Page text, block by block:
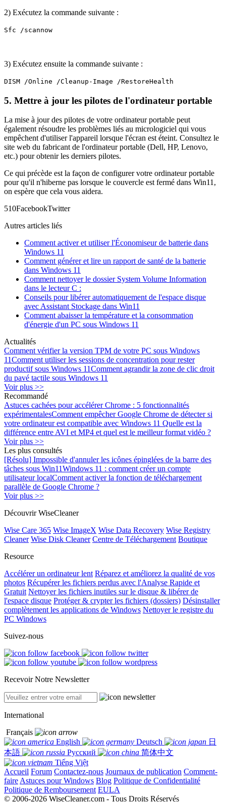
2) Exécutez la commande suivante :
Sfc /scannow
3) Exécutez ensuite la commande suivante :
DISM /Online /Cleanup-Image /RestoreHealth
5. Mettre à jour les pilotes de l'ordinateur portable
La mise à jour des pilotes de votre ordinateur portable peut
également résoudre les problèmes liés au micrologiciel qui vous
empêchent d'utiliser l'appareil lorsque l'écran est éteint. Consultez le
site web du fabricant de l'ordinateur portable (Dell, HP, Lenovo,
etc.) pour obtenir les derniers pilotes.
Ce qui précède est la façon de configurer votre ordinateur portable
pour qu'il n'hiberne pas lorsque le couvercle est fermé dans Win11,
on espère que cela vous aidera.
510FacebookTwitter
Autres articles liés
Comment activer et utiliser l'Économiseur de batterie dans
Windows 11
Comment générer et lire un rapport de santé de la batterie
dans Windows 11
Comment nettoyer le dossier System Volume Information
dans le lecteur C :
Conseils pour libérer automatiquement de l'espace disque
avec Assistant Stockage dans Win11
Comment abaisser la température et la consommation
d'énergie d'un PC sous Windows 11
Actualités
Comment vérifier la version TPM de votre PC sous Windows
11Comment utiliser les sessions de concentration pour rester
productif sous Windows 11Comment agrandir la zone de clic droit
du pavé tactile sous Windows 11
Voir plus >>
Recommandé
Astuces cachées pour accélérer Chrome : 5 fonctionnalités
expérimentalesComment empêcher Google Chrome de détecter si
votre ordinateur est compatible avec Windows 11 Quelle est la
différence entre AVI et MP4 et quel est le meilleur format vidéo ?
Voir plus >>
Les plus consultés
[Résolu] Impossible d'annuler les icônes épinglées de la barre des
tâches sous Win11Windows 11 : comment créer un compte
utilisateur localComment activer la fonction de téléchargement
parallèle de Google Chrome ?
Voir plus >>
Découvrir WiseCleaner
Wise Care 365 Wise ImageX Wise Data Recovery Wise Registry
Cleaner Wise Disk Cleaner Centre de Téléchargement Boutique
Resource
Accélérer un ordinateur lent Réparez et améliorez la qualité de vos
photos Récupérer les fichiers perdus avec l'Analyse Rapide et
Gratuit Nettoyer les fichiers inutiles sur le disque & libérer de
l'espace disque Protéger & crypter les fichiers (dossiers) Désinstaller
complètement les applications de Windows Nettoyer le registre du
PC Windows
Suivez-nous
Recevoir Notre Newsletter
International
Français
English
Deutsch
日
本語
Русский
简体中文
Tiếng Việt
Accueil Forum Contactez-nous Journaux de publication Comment-
faireAstuces pour Windows Blog Politique de Confidentialité
Politique de Remboursement EULA
© 2006-2026 WiseCleaner.com - Tous Droits Réservés